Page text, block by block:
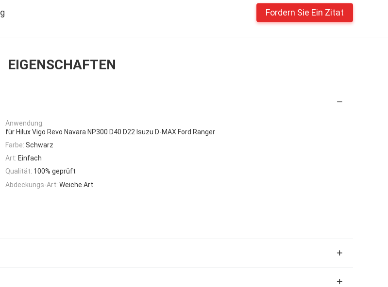
Fordern Sie Ein Zitat
EIGENSCHAFTEN
Anwendung:
für Hilux Vigo Revo Navara NP300 D40 D22 Isuzu D-MAX Ford Ranger
Farbe: Schwarz
Art: Einfach
Qualität: 100% geprüft
Abdeckungs-Art: Weiche Art